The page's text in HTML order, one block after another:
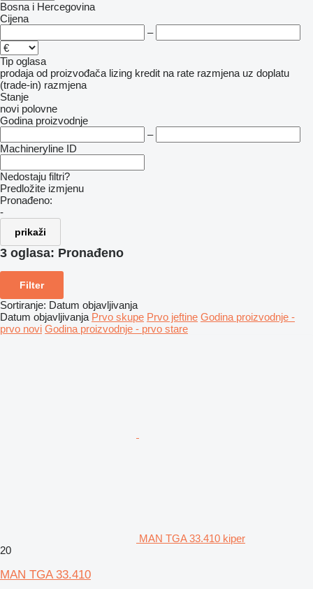
Bosna i Hercegovina
Cijena
–
Tip oglasa
prodaja od proizvođača lizing kredit na rate razmjena uz doplatu
(trade-in) razmjena
Stanje
novi polovne
Godina proizvodnje
–
Machineryline ID
Nedostaju filtri?
Predložite izmjenu
Pronađeno:
-
prikaži
3 oglasa: Pronađeno
Filter
Sortiranje: Datum objavljivanja
Datum objavljivanja Prvo skupe Prvo jeftine Godina proizvodnje -
prvo novi Godina proizvodnje - prvo stare
MAN TGA 33.410 kiper
20
MAN TGA 33.410